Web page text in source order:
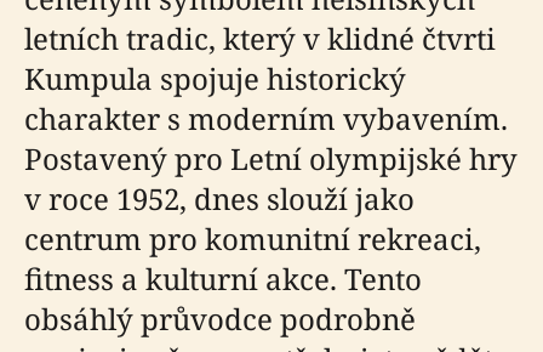
letních tradic, který v klidné čtvrti
Kumpula spojuje historický
charakter s moderním vybavením.
Postavený pro Letní olympijské hry
v roce 1952, dnes slouží jako
centrum pro komunitní rekreaci,
fitness a kulturní akce. Tento
obsáhlý průvodce podrobně